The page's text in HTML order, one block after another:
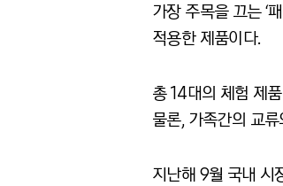
가장 주목을 끄는 ‘
적용한 제품이다.
총 14대의 체험 제
물론, 가족간의 교
지난해 9월 국내 시